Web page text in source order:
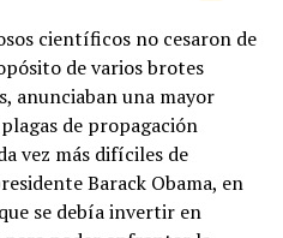
científicos no cesaron de
de varios brotes
anunciaban una mayor
de propagación
vez más difíciles de
Barack Obama, en
se debía invertir en